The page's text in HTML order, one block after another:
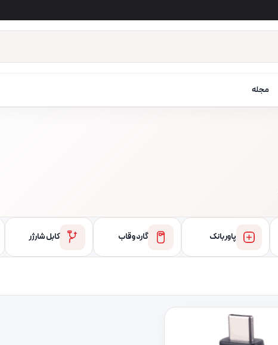
مجله
پاور بانک گارد و قاب کابل شارژر